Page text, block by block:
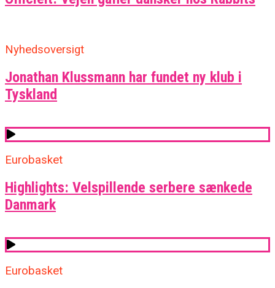
Nyhedsoversigt
Jonathan Klussmann har fundet ny klub i
Tyskland
Eurobasket
Highlights: Velspillende serbere sænkede
Danmark
Eurobasket